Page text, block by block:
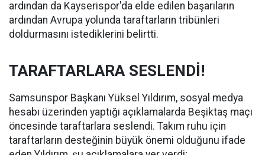
ardından da Kayserispor'da elde edilen başarıların
ardından Avrupa yolunda taraftarların tribünleri
doldurmasını istediklerini belirtti.
TARAFTARLARA SESLENDİ!
Samsunspor Başkanı Yüksel Yıldırım, sosyal medya
hesabı üzerinden yaptığı açıklamalarda Beşiktaş maçı
öncesinde taraftarlara seslendi. Takım ruhu için
taraftarların desteğinin büyük önemi olduğunu ifade